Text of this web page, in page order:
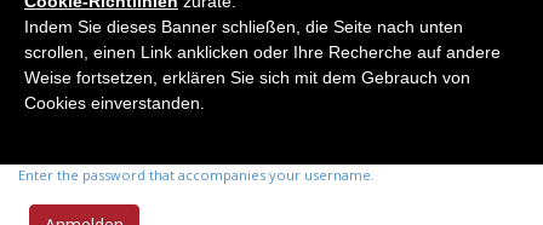
Enter your Elemente der Naturwissenschaft username.
Passwort *
Enter the password that accompanies your username.
Indem Sie dieses Banner schließen, die Seite nach unten
scrollen, einen Link anklicken oder Ihre Recherche auf andere
Weise fortsetzen, erklären Sie sich mit dem Gebrauch von
Cookies einverstanden.